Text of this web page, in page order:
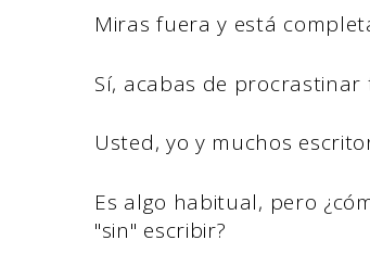
Miras fuera y está
Sí, acabas de
Usted, yo y muchos
Es algo habitual, pero
"sin" escribir?